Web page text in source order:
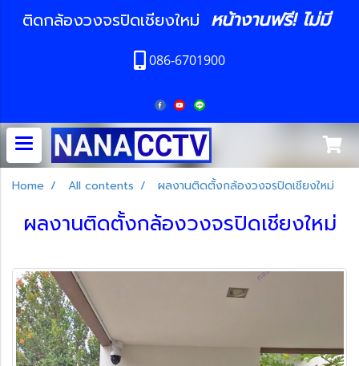
ติดกล้องวงจรปิดเชียงใหม่ หน้างานฟรี! ไม่มี
086-6701900
Home All contents ผลงานติดตั้งกล้องวงจรปิดเชียงใหม่
ผลงานติดตั้งกล้องวงจรปิดเชียงใหม่